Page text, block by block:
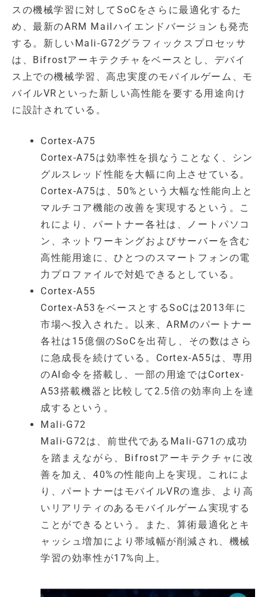
スの機械学習に対してSoCをさらに最適化するた
め、最新のARM Mailハイエンドバージョンも発売
する。新しいMali-G72グラフィックスプロセッサ
は、Bifrostアーキテクチャをベースとし、デバイ
ス上での機械学習、高忠実度のモバイルゲーム、モ
バイルVRといった新しい高性能を要する用途向け
に設計されている。
Cortex-A75
Cortex-A75は効率性を損なうことなく、シン
グルスレッド性能を大幅に向上させている。
Cortex-A75は、50%という大幅な性能向上と
マルチコア機能の改善を実現するという。こ
れにより、パートナー各社は、ノートパソコ
ン、ネットワーキングおよびサーバーを含む
高性能用途に、ひとつのスマートフォンの電
力プロファイルで対処できるとしている。
Cortex-A55
Cortex-A53をベースとするSoCは2013年に
市場へ投入された。以来、ARMのパートナー
各社は15億個のSoCを出荷し、その数はさら
に急成長を続けている。Cortex-A55は、専用
のAI命令を搭載し、一部の用途ではCortex-
A53搭載機器と比較して2.5倍の効率向上を達
成するという。
Mali-G72
Mali-G72は、前世代であるMali-G71の成功
を踏まえながら、Bifrostアーキテクチャに改
善を加え、40%の性能向上を実現。これによ
り、パートナーはモバイルVRの進歩、より高
いリアリティのあるモバイルゲーム実現する
ことができるという。また、算術最適化とキ
ャッシュ増加により帯域幅が削減され、機械
学習の効率性が17%向上。